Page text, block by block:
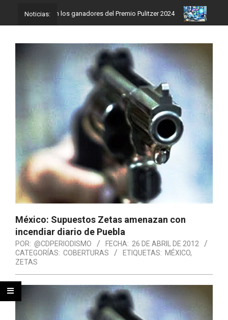
Noticias:
Estos son los ganadores del Premio Pulitzer 2024 Usuarios
México: Supuestos Zetas amenazan con
incendiar diario de Puebla
POR: @CDPERIODISMO FECHA: 26 DE ABRIL DE 2012
CATEGORÍAS: COBERTURAS ETIQUETAS: MÉXICO,
ZETAS